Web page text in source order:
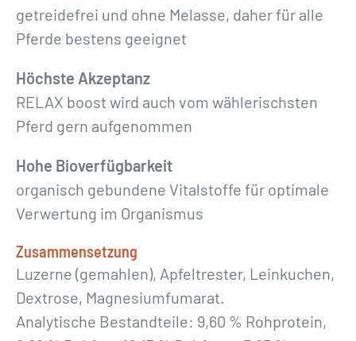
getreidefrei und ohne Melasse, daher für alle
Pferde bestens geeignet
Höchste Akzeptanz
RELAX boost wird auch vom wählerischsten
Pferd gern aufgenommen
Hohe Bioverfügbarkeit
organisch gebundene Vitalstoffe für optimale
Verwertung im Organismus
Zusammensetzung
Luzerne (gemahlen), Apfeltrester, Leinkuchen,
Dextrose, Magnesiumfumarat.
Analytische Bestandteile: 9,60 % Rohprotein,